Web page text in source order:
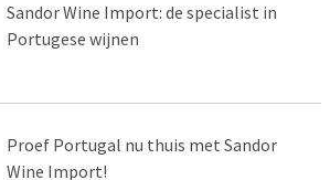
Sandor Wine Import: de specialist in
Portugese wijnen
Proef Portugal nu thuis met Sandor
Wine Import!